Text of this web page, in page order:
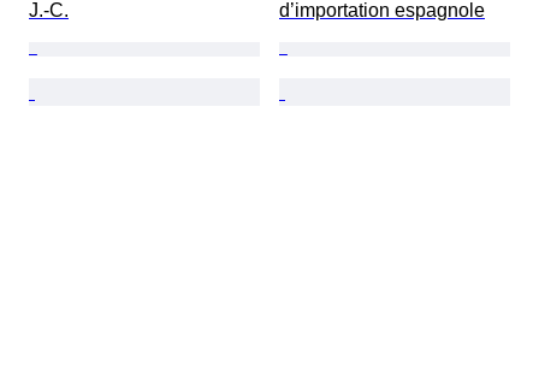
J.-C.
d’importation espagnole